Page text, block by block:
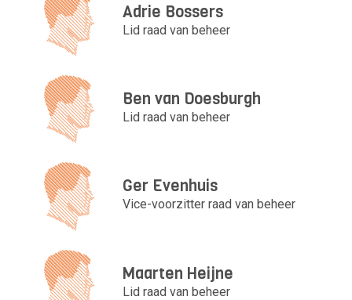
Adrie Bossers
Lid raad van beheer
Ben van Doesburgh
Lid raad van beheer
Ger Evenhuis
Vice-voorzitter raad van beheer
Maarten Heijne
Lid raad van beheer